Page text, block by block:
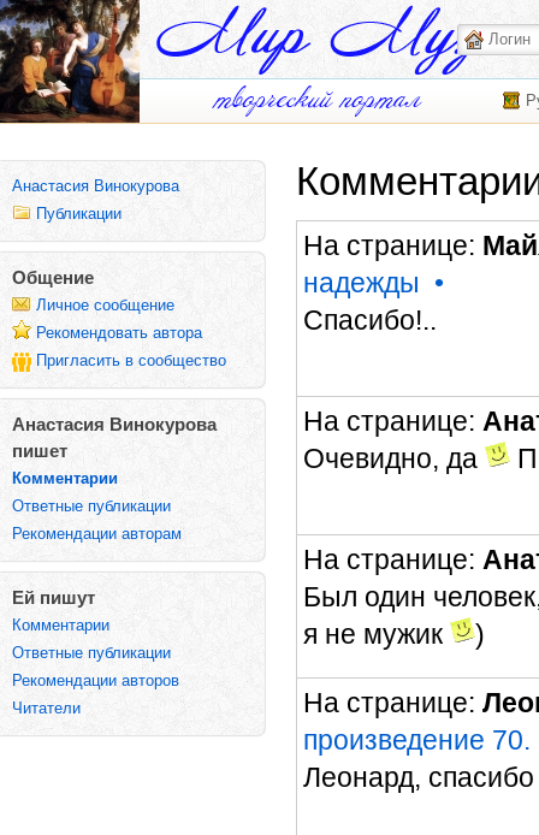
Анастасия Винокурова
Публикации
Общение
Личное сообщение
Рекомендовать автора
Пригласить в сообщество
Анастасия Винокурова
пишет
Комментарии
Ответные публикации
Рекомендации авторам
Ей пишут
Комментарии
Ответные публикации
Рекомендации авторов
Читатели
На странице:
надежды •
Спасибо!..
На странице:
Очевидно, да
На странице:
Был один
я не мужик
)
На странице:
произведение
Леонард,